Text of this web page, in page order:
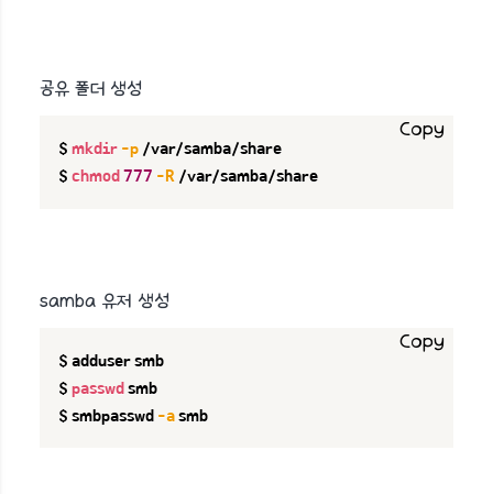
공유 폴더 생성
$ mkdir -p /var/samba/share
$ chmod 777 -R /var/samba/share
Copy
samba 유저 생성
$ adduser smb
$ passwd smb
$ smbpasswd -a smb
Copy